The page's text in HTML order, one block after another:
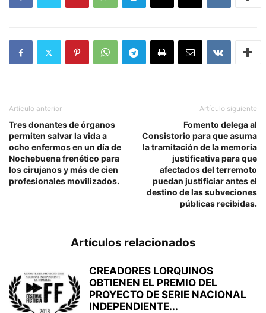
Artículo anterior
Tres donantes de órganos
permiten salvar la vida a
ocho enfermos en un día de
Nochebuena frenético para
los cirujanos y más de cien
profesionales movilizados.
Artículo siguiente
Fomento delega al
Consistorio para que asuma
la tramitación de la memoria
justificativa para que
afectados del terremoto
puedan justificiar antes el
destino de las subveciones
públicas recibidas.
Artículos relacionados
CREADORES LORQUINOS
OBTIENEN EL PREMIO DEL
PROYECTO DE SERIE NACIONAL
INDEPENDIENTE...